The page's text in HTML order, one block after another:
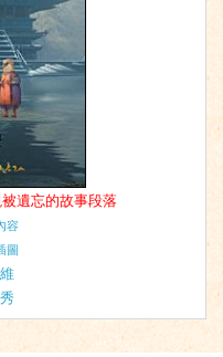
遺忘的故事段落
容
圖